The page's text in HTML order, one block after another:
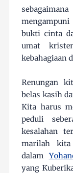
bukti cinta
umat
kebahagiaan
Renungan
belas kasih
Kita harus
peduli
kesalahan
marilah kita
dalam
yang